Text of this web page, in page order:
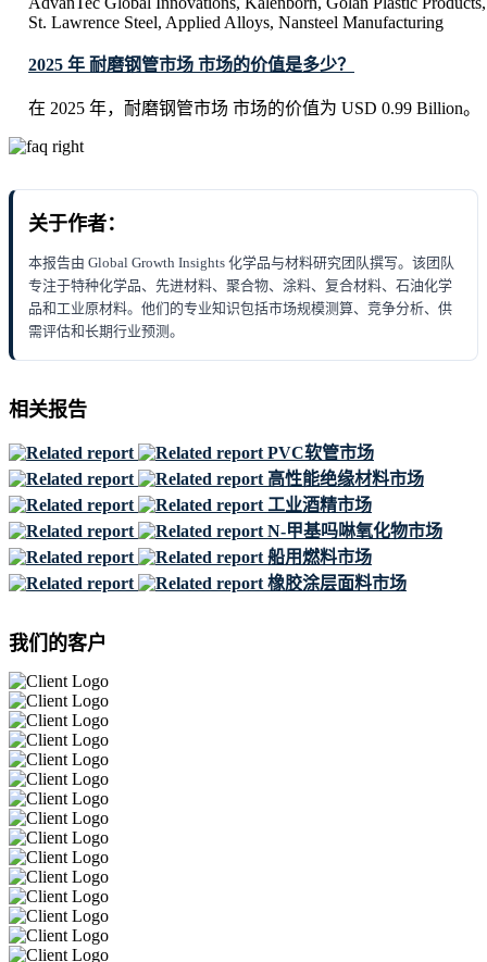
St. Lawrence Steel, Applied Alloys, Nansteel Manufacturing
2025 年 耐磨钢管市场 市场的价值是多少？
在 2025 年，耐磨钢管市场 市场的价值为 USD 0.99 Billion。
关于作者：
本报告由 Global Growth Insights 化学品与材料研究团队撰写。该团队
专注于特种化学品、先进材料、聚合物、涂料、复合材料、石油化学
品和工业原材料。他们的专业知识包括市场规模测算、竞争分析、供
需评估和长期行业预测。
相关报告
PVC软管市场
高性能绝缘材料市场
工业酒精市场
N-甲基吗啉氧化物市场
船用燃料市场
橡胶涂层面料市场
我们的客户